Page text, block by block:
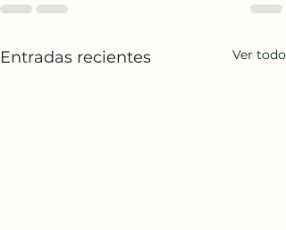
Entradas recientes Ver todo